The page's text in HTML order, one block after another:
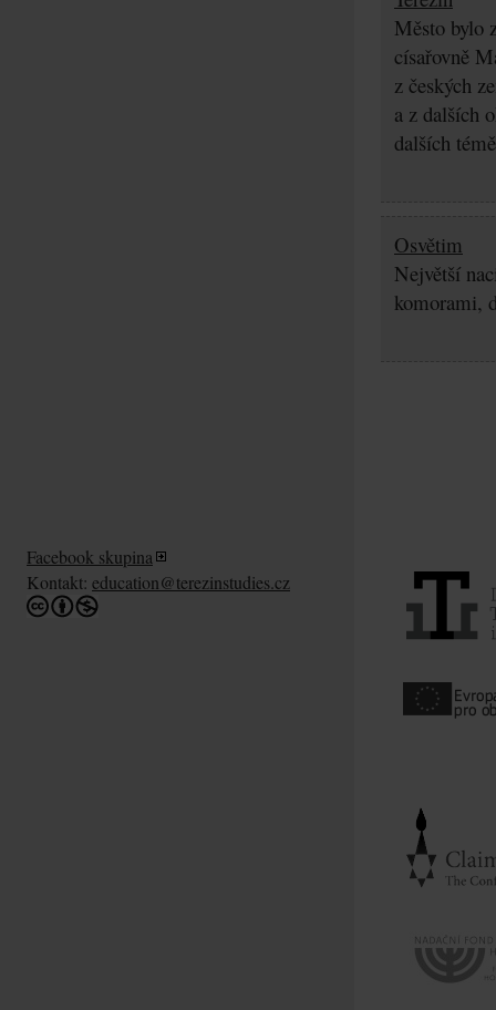
Město bylo
císařovně
z českých
a z dalších
dalších
Osvětim
Největší
komorami,
Facebook skupina
Kontakt: education@terezinstudies.cz